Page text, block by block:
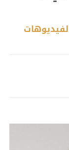
الفيديوهات